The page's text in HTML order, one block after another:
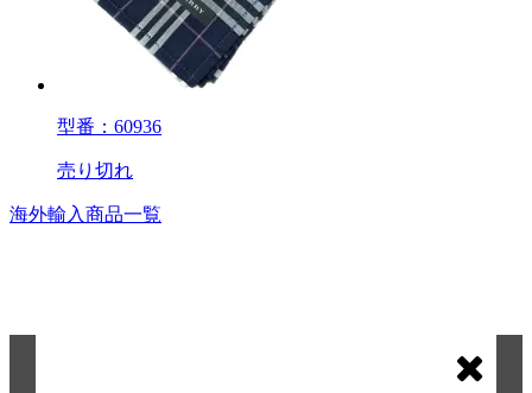
型番：60936
売り切れ
海外輸入商品一覧